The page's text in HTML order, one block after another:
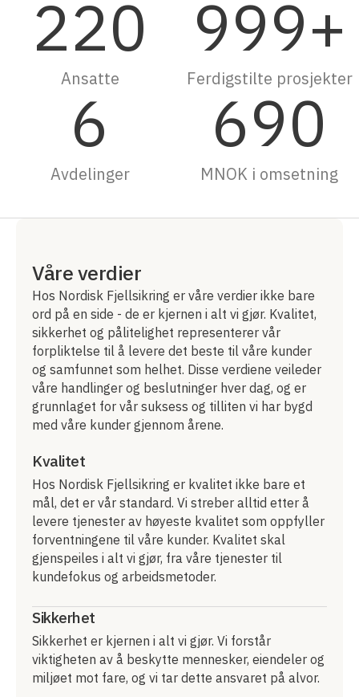
220
Ansatte
999+
Ferdigstilte prosjekter
6
Avdelinger
690
MNOK i omsetning
Våre verdier
Hos Nordisk Fjellsikring er våre verdier ikke bare
ord på en side - de er kjernen i alt vi gjør. Kvalitet,
sikkerhet og pålitelighet representerer vår
forpliktelse til å levere det beste til våre kunder
og samfunnet som helhet. Disse verdiene veileder
våre handlinger og beslutninger hver dag, og er
grunnlaget for vår suksess og tilliten vi har bygd
med våre kunder gjennom årene.
Kvalitet
Hos Nordisk Fjellsikring er kvalitet ikke bare et
mål, det er vår standard. Vi streber alltid etter å
levere tjenester av høyeste kvalitet som oppfyller
forventningene til våre kunder. Kvalitet skal
gjenspeiles i alt vi gjør, fra våre tjenester til
kundefokus og arbeidsmetoder.
Sikkerhet
Sikkerhet er kjernen i alt vi gjør. Vi forstår
viktigheten av å beskytte mennesker, eiendeler og
miljøet mot fare, og vi tar dette ansvaret på alvor.